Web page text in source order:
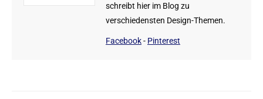
schreibt hier im Blog zu
verschiedensten Design-Themen.
Facebook- Pinterest